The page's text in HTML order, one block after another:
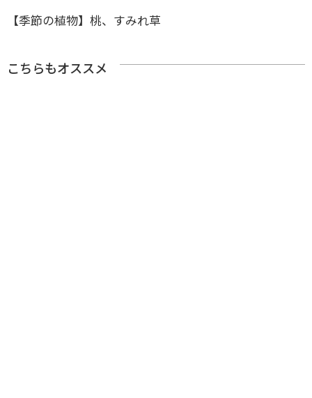
【季節の植物】桃、すみれ草
こちらもオススメ